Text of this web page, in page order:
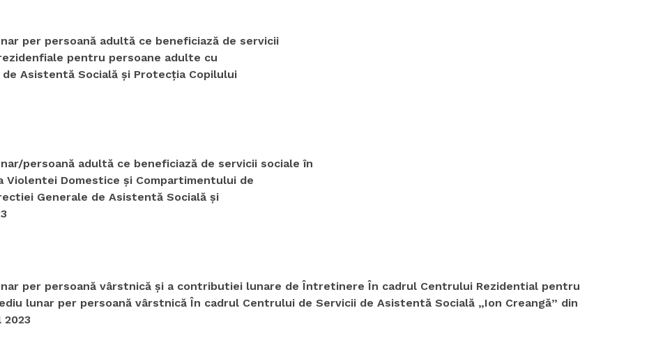
per persoană adultă ce beneficiază de servicii
pentru persoane adulte cu
Asistentă Socială şi Protecţia Copilului
persoană adultă ce beneficiază de servicii sociale în
Violentei Domestice şi Compartimentului de
Generale de Asistentă Socială şi
per persoană vârstnică şi a contributiei lunare de Întretinere În cadrul Centrului Rezidential pentru
lunar per persoană vârstnică În cadrul Centrului de Servicii de Asistentă Socială „Ion Creangă” din
2023